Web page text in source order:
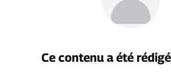
Ce contenu a été